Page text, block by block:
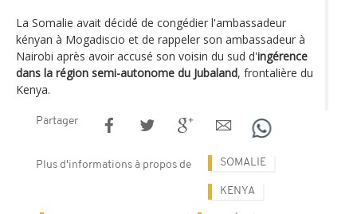
La Somalie avait décidé de congédier l'ambassadeur
kényan à Mogadiscio et de rappeler son ambassadeur à
Nairobi après avoir accusé son voisin du sud d'ingérence
dans la région semi-autonome du Jubaland, frontalière du
Kenya.
Partager
Plus d'informations à propos de SOMALIE
KENYA